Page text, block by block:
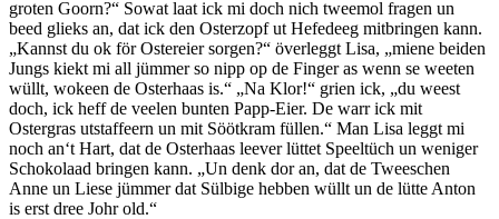
groten Goorn?“ Sowat laat ick mi doch nich tweemol fragen un
beed glieks an, dat ick den Osterzopf ut Hefedeeg mitbringen kann.
„Kannst du ok för Ostereier sorgen?“ överleggt Lisa, „miene beiden
Jungs kiekt mi all jümmer so nipp op de Finger as wenn se weeten
wüllt, wokeen de Osterhaas is.“ „Na Klor!“ grien ick, „du weest
doch, ick heff de veelen bunten Papp-Eier. De warr ick mit
Ostergras utstaffeern un mit Söötkram füllen.“ Man Lisa leggt mi
noch an‘t Hart, dat de Osterhaas leever lüttet Speeltüch un weniger
Schokolaad bringen kann. „Un denk dor an, dat de Tweeschen
Anne un Liese jümmer dat Sülbige hebben wüllt un de lütte Anton
is erst dree Johr old.“